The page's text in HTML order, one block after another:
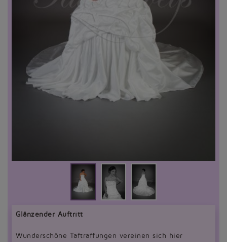
Glänzender Auftritt
Wunderschöne Taftraffungen vereinen sich hier